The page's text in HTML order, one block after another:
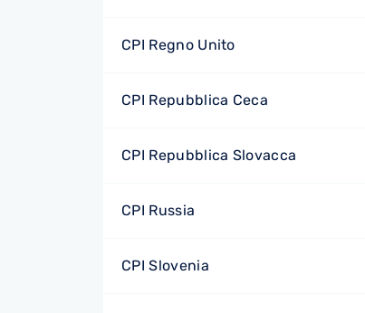
CPI Regno Unito
CPI Repubblica Ceca
CPI Repubblica Slovacca
CPI Russia
CPI Slovenia